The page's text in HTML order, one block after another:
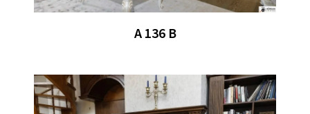
A 136 B